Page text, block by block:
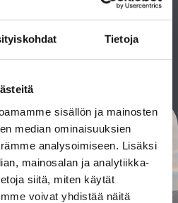
Tietoja
sisällön ja mainosten
median ominaisuuksien
analysoimiseen. Lisäksi
mainosalan ja analytiikka-
siitä, miten käytät
voivat yhdistää näitä
YHTEYTTÄ
niin autamme sinua
järjestelmän. Tee